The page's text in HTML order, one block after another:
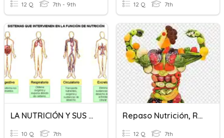
12 Q 7th - 9th 12 Q 7th
LA NUTRICIÓN Y SUS SISTEMAS
10 Q 7th
Repaso Nutrición, Relación Y Reproducción
12 Q 7th